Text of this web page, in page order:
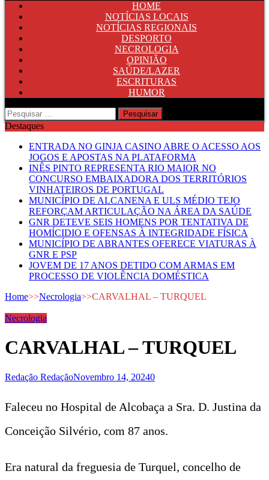
HOME
NOTÍCIAS LOCAIS
NOTÍCIAS REGIONAIS
DESPORTO
NECROLOGIA
OPINIÃO
SAÚDE/LAZER
ESCRITURAS
HUMOR
Pesquisar
por:
Destaques
ENTRADA NO GINJA CASINO ABRE O ACESSO AOS
JOGOS E APOSTAS NA PLATAFORMA
INÊS PINTO REPRESENTA RIO MAIOR NO
CONCURSO EMBAIXADORA DOS TERRITÓRIOS
VINHATEIROS DE PORTUGAL
MUNICÍPIO DE ALCANENA E ULS MÉDIO TEJO
REFORÇAM ARTICULAÇÃO NA ÁREA DA SAÚDE
GNR DETEVE SEIS HOMENS POR TENTATIVA DE
HOMÍCIDIO E OFENSAS À INTEGRIDADE FÍSICA
MUNICÍPIO DE ABRANTES OFERECE VIATURAS À
GNR E PSP
JOVEM DE 17 ANOS DETIDO COM ARMAS EM
PROCESSO DE VIOLÊNCIA DOMÉSTICA
Home>>Necrologia>>CARVALHAL – TURQUEL
Necrologia
CARVALHAL – TURQUEL
Redação RedaçãoNovembro 14, 20240
Faleceu no Hospital de Alcobaça a Sra. D. Justina da
Conceição Silvério, com 87 anos.
Era natural da freguesia de Turquel, concelho de